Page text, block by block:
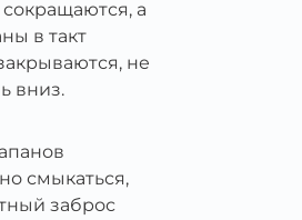
а
в такт
не
вниз.
смыкаться,
заброс